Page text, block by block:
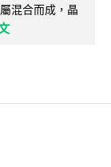
混合而成，晶